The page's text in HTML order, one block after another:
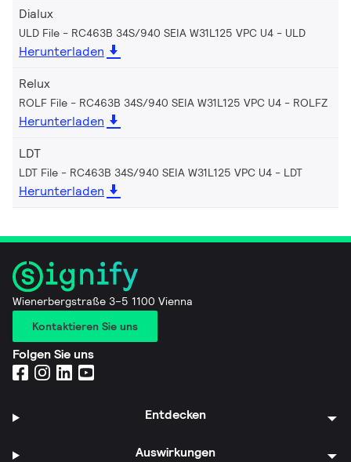
Dialux
ULD File - RC463B 34S/940 SEIA W31L125 VPC U4 ULD
Herunterladen
Relux
ROLF File - RC463B 34S/940 SEIA W31L125 VPC U4 ROLFZ
Herunterladen
LDT
LDT File - RC463B 34S/940 SEIA W31L125 VPC U4 LDT
Herunterladen
Wienerbergstraße 3–5 1100 Vienna
Kontaktieren Sie uns
Folgen Sie uns
Entdecken
Auswirkungen